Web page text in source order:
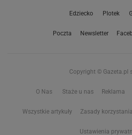
Edziecko Plotek
Poczta Newsletter
Copyright © Gazeta.pl
O Nas Staże u nas Reklama
Wszystkie artykuły Zasady
Ustawienia